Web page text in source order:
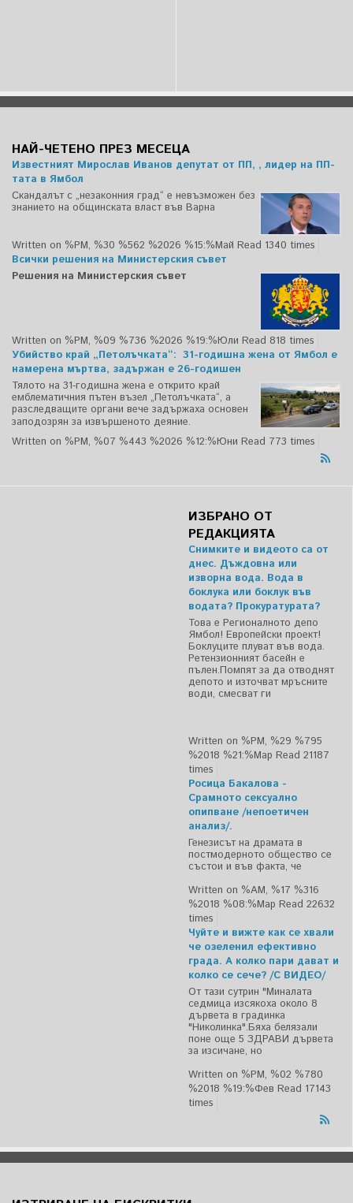
НАЙ-ЧЕТЕНО ПРЕЗ МЕСЕЦА
Известният Мирослав Иванов депутат от ПП, , лидер на ПП-
тата в Ямбол
Скандалът с „незаконния град“ е невъзможен без
знанието на общинската власт във Варна
Written on %PM, %30 %562 %2026 %15:%Май Read 1340 times
Всички решения на Министерския съвет
Решения на Министерския съвет
Written on %PM, %09 %736 %2026 %19:%Юли Read 818 times
Убийство край „Петолъчката“: 31-годишна жена от Ямбол е
намерена мъртва, задържан е 26-годишен
Тялото на 31-годишна жена е открито край
емблематичния пътен възел „Петолъчката“, а
разследващите органи вече задържаха основен
заподозрян за извършеното деяние.
Written on %PM, %07 %443 %2026 %12:%Юни Read 773 times
ИЗБРАНО ОТ
РЕДАКЦИЯТА
Снимките и видеото са от
днес. Дъждовна или
изворна вода. Вода в
боклука или боклук във
водата? Прокуратурата?
Това е Регионалното депо
Ямбол! Европейски проект!
Боклуците плуват във вода.
Ретензионният басейн е
пълен.Помпят за да отводнят
депото и източват мръсните
води, смесват ги
Written on %PM, %29 %795
%2018 %21:%Мар Read 21187
times
Росица Бакалова -
Срамното сексуално
опипване /непоетичен
анализ/.
Генезисът на драмата в
постмодерното общество се
състои и във факта, че
Written on %AM, %17 %316
%2018 %08:%Мар Read 22632
times
Чуйте и вижте как се хвали
че озеленил ефективно
града. А колко пари дават и
колко се сече? /С ВИДЕО/
От тази сутрин "Миналата
седмица изсякоха около 8
дървета в градинка
"Николинка".Бяха белязали
поне още 5 ЗДРАВИ дървета
за изсичане, но
Written on %PM, %02 %780
%2018 %19:%Фев Read 17143
times